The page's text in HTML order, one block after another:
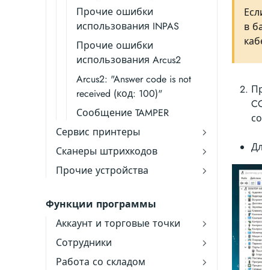
Прочие ошибки
использования INPAS
Прочие ошибки
использования Arcus2
Arcus2: "Answer code is not
received (код: 100)"
Сообщение TAMPER
Сервис принтеры
Сканеры штрихкодов
Прочие устройства
Функции программы
Аккаунт и торговые точки
Сотрудники
Работа со складом
в